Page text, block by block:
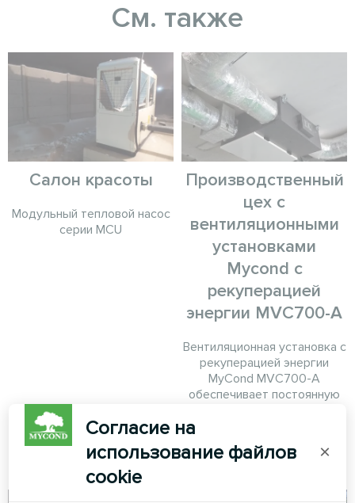
См. также
Салон красоты
Модульный тепловой насос
серии MCU
Производственный
цех с
вентиляционными
установками
Mycond с
рекуперацией
энергии MVC700-A
Вентиляционная установка с
рекуперацией энергии
MyCond MVC700-A
обеспечивает постоянную
одновременно рекуперируя
тепло из отработанного
воздуха.
Согласие на
использование файлов
cookie
×